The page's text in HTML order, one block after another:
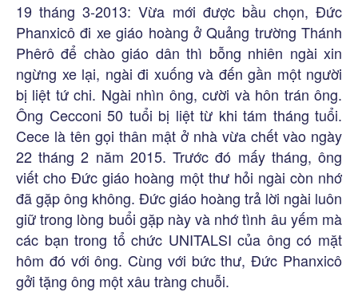
19 tháng 3-2013: Vừa mới được bầu chọn, Đức
Phanxicô đi xe giáo hoàng ở Quảng trường Thánh
Phêrô để chào giáo dân thì bỗng nhiên ngài xin
ngừng xe lại, ngài đi xuống và đến gần một người
bị liệt tứ chi. Ngài nhìn ông, cười và hôn trán ông.
Ông Cecconi 50 tuổi bị liệt từ khi tám tháng tuổi.
Cece là tên gọi thân mật ở nhà vừa chết vào ngày
22 tháng 2 năm 2015. Trước đó mấy tháng, ông
viết cho Đức giáo hoàng một thư hỏi ngài còn nhớ
đã gặp ông không. Đức giáo hoàng trả lời ngài luôn
giữ trong lòng buổi gặp này và nhớ tình âu yếm mà
các bạn trong tổ chức UNITALSI của ông có mặt
hôm đó với ông. Cùng với bức thư, Đức Phanxicô
gởi tặng ông một xâu tràng chuỗi.